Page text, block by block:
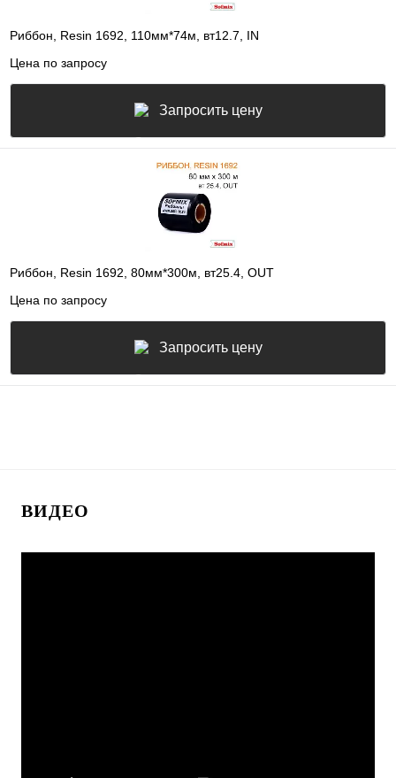
Риббон, Resin 1692, 110мм*74м, вт12.7, IN
Цена по запросу
Запросить цену
Риббон, Resin 1692, 80мм*300м, вт25.4, OUT
Цена по запросу
Запросить цену
ВИДЕО